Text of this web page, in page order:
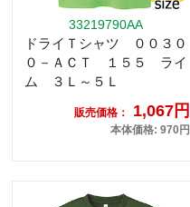
33219790AA
ドライＴシャツ ００３０
０－ＡＣＴ １５５ ライ
ム ３Ｌ～５Ｌ
販売価格： 1,067円
本体価格: 970円